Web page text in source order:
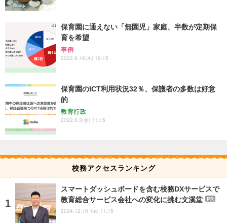
保育園に通えない「無園児」家庭、半数が定期保
育を希望
事例
2022.6.16(木) 16:15
保育園のICT利用状況32％、保護者の多数は好意
的
教育行政
2022.6.3(金) 11:15
校務アクセスランキング
スマートダッシュボードを含む校務DXサービスで
教育総合サービス会社への変化に挑む文溪堂
PR
2024.12.10 Tue 11:15